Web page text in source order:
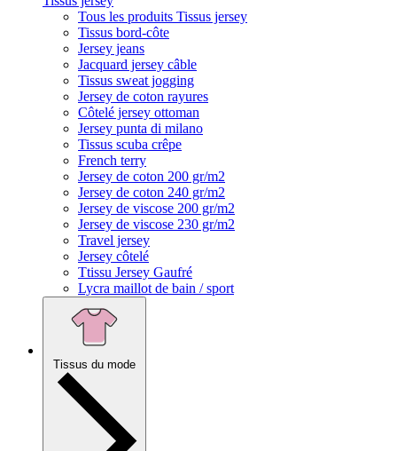
Tous les produits Tissus jersey
Tissus bord-côte
Jersey jeans
Jacquard jersey câble
Tissus sweat jogging
Jersey de coton rayures
Côtelé jersey ottoman
Jersey punta di milano
Tissus scuba crêpe
French terry
Jersey de coton 200 gr/m2
Jersey de coton 240 gr/m2
Jersey de viscose 200 gr/m2
Jersey de viscose 230 gr/m2
Travel jersey
Jersey côtelé
Ttissu Jersey Gaufré
Lycra maillot de bain / sport
Tissus du mode